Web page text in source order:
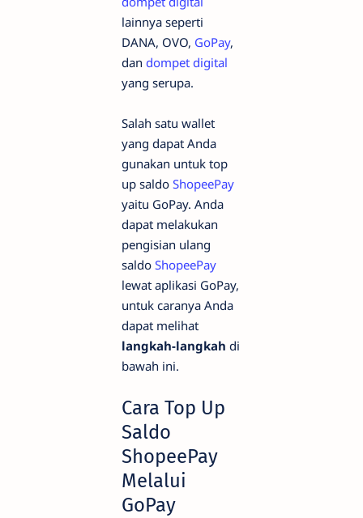
lainnya seperti
DANA, OVO, GoPay,
dan dompet digital
yang serupa.
Salah satu wallet
yang dapat Anda
gunakan untuk top
up saldo ShopeePay
yaitu GoPay. Anda
dapat melakukan
pengisian ulang
saldo ShopeePay
lewat aplikasi GoPay,
untuk caranya Anda
dapat melihat
langkah-langkah di
bawah ini.
Cara Top Up
Saldo
ShopeePay
Melalui
GoPay